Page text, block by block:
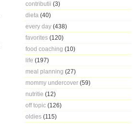
contributii (3)
dieta (40)
every day (438)
favorites (120)
food coaching (10)
life (197)
meal planning (27)
mommy undercover (59)
nutritie (12)
off topic (126)
oldies (115)